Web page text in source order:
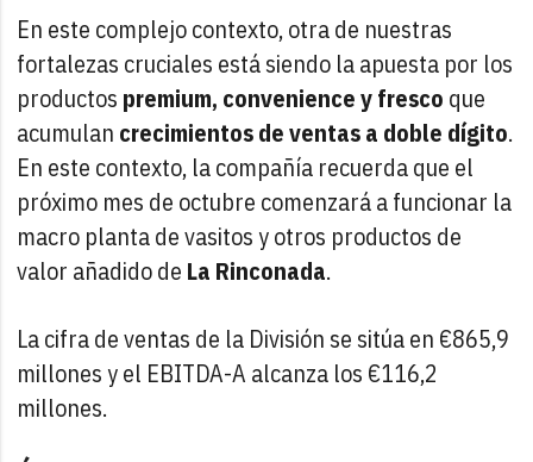
En este complejo contexto, otra de nuestras
fortalezas cruciales está siendo la apuesta por los
productos premium, convenience y fresco que
acumulan crecimientos de ventas a doble dígito.
En este contexto, la compañía recuerda que el
próximo mes de octubre comenzará a funcionar la
macro planta de vasitos y otros productos de
valor añadido de La Rinconada.
La cifra de ventas de la División se sitúa en €865,9
millones y el EBITDA-A alcanza los €116,2
millones.